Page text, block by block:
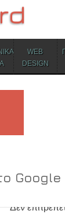
WEB
DESIGN
Δεν